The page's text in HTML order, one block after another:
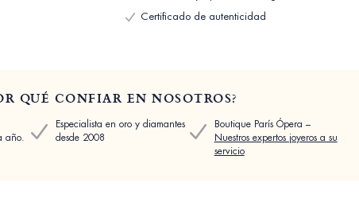
Certificado de autenticidad
QUÉ CONFIAR EN NOSOTROS?
año.
Especialista en oro y diamantes
desde 2008
Boutique París Ópera –
Nuestros expertos joyeros a su
servicio